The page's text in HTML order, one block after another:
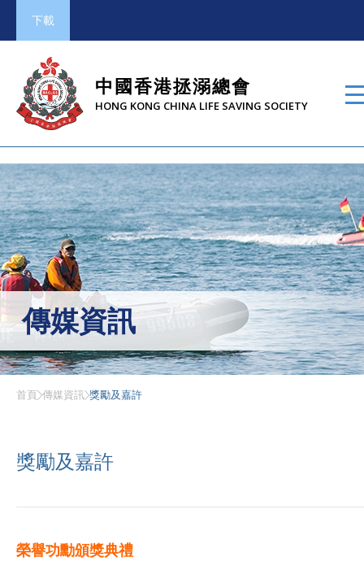
下載
中國香港拯溺總會
HONG KONG CHINA LIFE SAVING SOCIETY
傳媒資訊
首頁 傳媒資訊 獎勵及嘉許
獎勵及嘉許
榮譽功勳頒獎典禮